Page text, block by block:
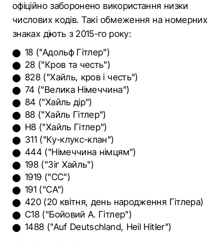
офіційно заборонено використання низки
числових кодів. Такі обмеження на номерних
знаках діють з 2015-го року:
18 ("Адольф Гітлер")
28 ("Кров та честь")
828 ("Хайль, кров і честь")
74 ("Велика Німеччина")
84 ("Хайль дір")
88 ("Хайль Гітлер")
H8 ("Хайль Гітлер")
311 ("Ку-клукс-клан")
444 ("Німеччина німцям")
198 ("Зіг Хайль")
1919 ("СС")
191 ("СА")
420 (20 квітня, день народження Гітлера)
C18 ("Бойовий А. Гітлер")
1488 ("Auf Deutschland, Heil Hitler")